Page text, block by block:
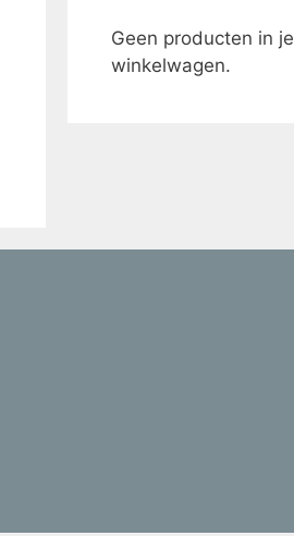
Geen producten in je
winkelwagen.